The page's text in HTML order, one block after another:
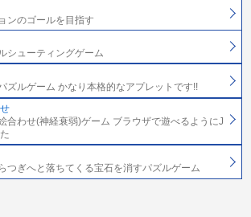
ンのゴールを目指す
シューティングゲーム
ズルゲーム かなり本格的なアプレットです!!
合わせ(神経衰弱)ゲーム ブラウザで遊べるようにJ
つぎへと落ちてくる宝石を消すパズルゲーム